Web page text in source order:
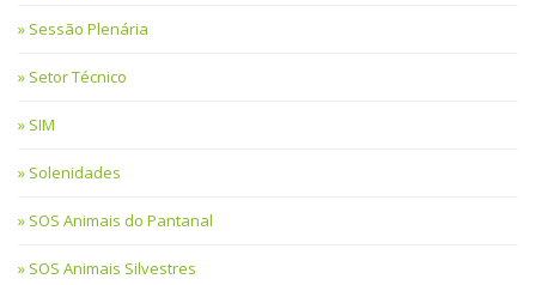
Sessão Plenária
Setor Técnico
SIM
Solenidades
SOS Animais do Pantanal
SOS Animais Silvestres